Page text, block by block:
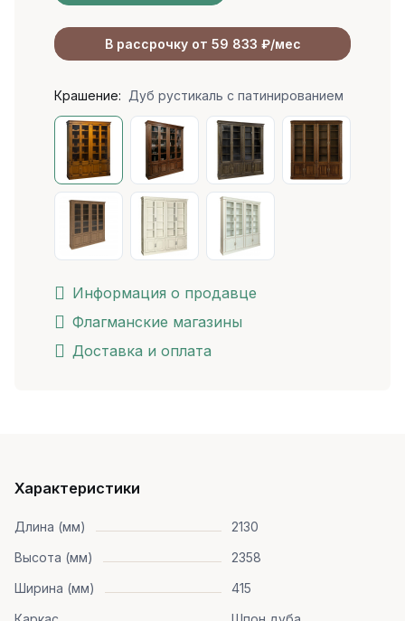
В рассрочку от 59 833 ₽/мес
Крашение: Дуб рустикаль с патинированием
Информация о продавце
Флагманские магазины
Доставка и оплата
Характеристики
Длина (мм)
2130
Высота (мм)
2358
Ширина (мм)
415